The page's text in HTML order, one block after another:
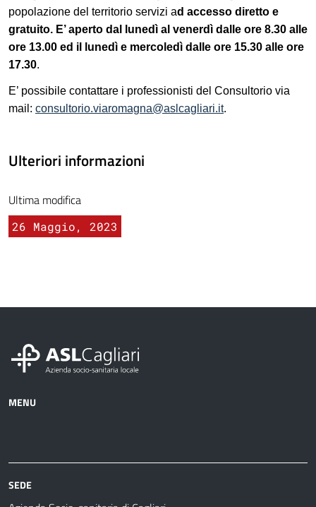
popolazione del territorio servizi ad accesso diretto e
gratuito. E’ aperto dal lunedì al venerdì dalle ore 8.30 alle
ore 13.00 ed il lunedì e mercoledì dalle ore 15.30 alle ore
17.30.
E’ possibile contattare i professionisti del Consultorio via
mail: consultorio.viaromagna@aslcagliari.it.
Ulteriori informazioni
Ultima modifica
26 Maggio, 2023
MENU
sanitarie
fare
SEDE